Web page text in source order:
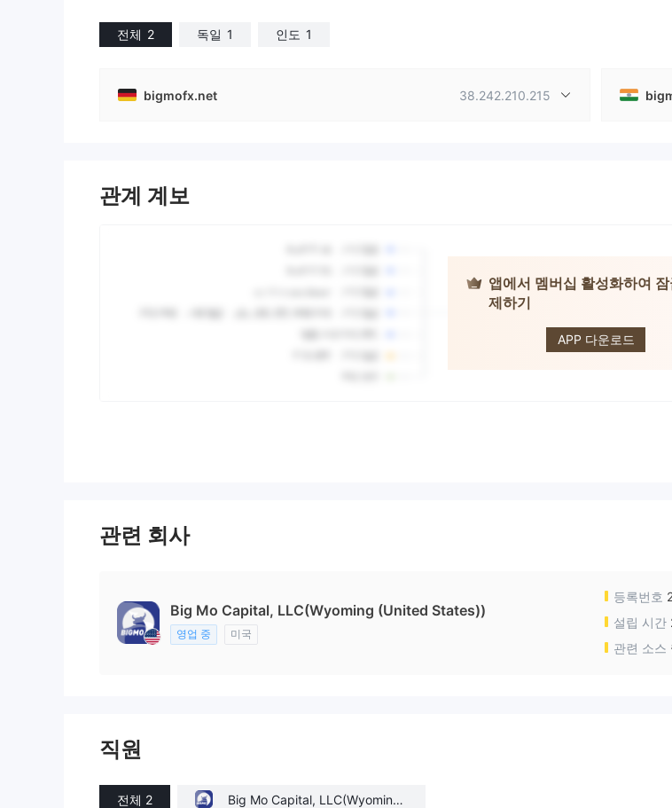
전체 2 독일 1 인도 1
bigmofx.net 38.242.210.215
관계 계보
앱에서 멤버십 활성화하여 잠
제하기
APP 다운로드
관련 회사
Big Mo Capital, LLC(Wyoming (United States))
영업 중 미국
등록번호
설립 시간
관련 소스
직원
전체 2
Big Mo Capital, LLC(Wyoming